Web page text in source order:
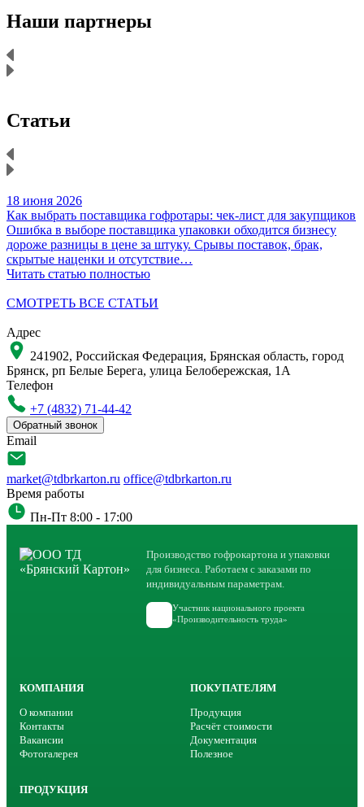
Наши партнеры
Статьи
18 июня 2026
Как выбрать поставщика гофротары: чек-лист для закупщиков
Ошибка в выборе поставщика упаковки обходится бизнесу
дороже разницы в цене за штуку. Срывы поставок, брак,
скрытые наценки и отсутствие…
Читать статью полностью
СМОТРЕТЬ ВСЕ СТАТЬИ
Адрес
241902, Российская Федерация, Брянская область, город
Брянск, рп Белые Берега, улица Белобережская, 1А
Телефон
+7 (4832) 71-44-42
Обратный звонок
Email
market@tdbrkarton.ru office@tdbrkarton.ru
Время работы
Пн-Пт 8:00 - 17:00
Производство гофрокартона и упаковки
для бизнеса. Работаем с заказами по
индивидуальным параметрам.
Участник национального проекта
«Производительность труда»
КОМПАНИЯ
О компании
Контакты
Вакансии
Фотогалерея
ПОКУПАТЕЛЯМ
Продукция
Расчёт стоимости
Документация
Полезное
ПРОДУКЦИЯ